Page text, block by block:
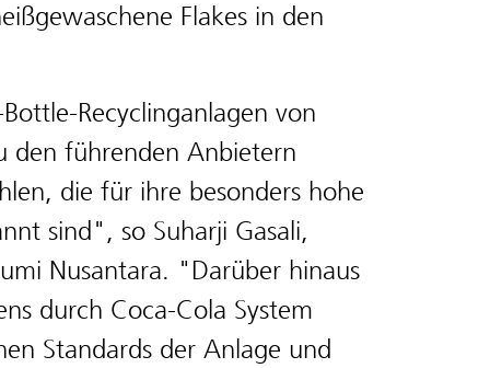
Flakes in den
Recyclinganlagen von
den führenden Anbietern
die für ihre besonders hohe
sind", so Suharji Gasali,
Nusantara. "Darüber hinaus
durch Coca-Cola System
Standards der Anlage und